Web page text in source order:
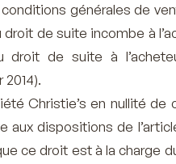
générales de
de suite incombe à
droit de suite à
Christie’s en nullité de
aux dispositions de
ce droit est à la charge